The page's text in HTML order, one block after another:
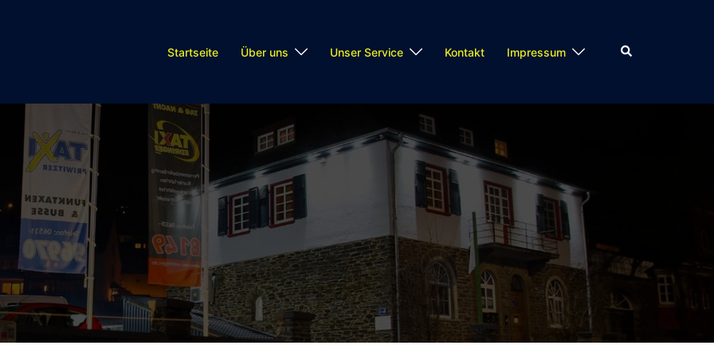
Startseite Über uns Unser Service Kontakt Impressum Suche